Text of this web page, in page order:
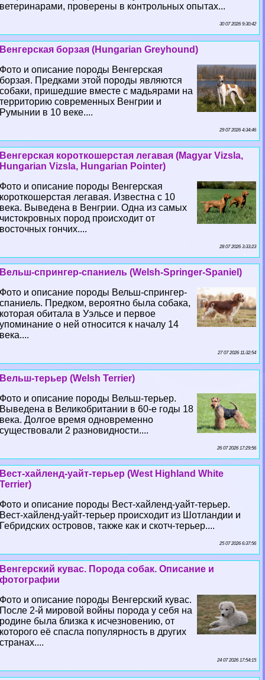
ветеринарами, проверены в контрольных опытах...
30 07 2026 9:30:42
Венгерская борзая (Hungarian Greyhound)
Фото и описание породы Венгерская
борзая. Предками этой породы являются
собаки, пришедшие вместе с мадьярами на
территорию современных Венгрии и
Румынии в 10 веке....
29 07 2026 4:34:46
Венгерская короткошерстая легавая (Magyar Vizsla,
Hungarian Vizsla, Hungarian Pointer)
Фото и описание породы Венгерская
короткошерстая легавая. Известна с 10
века. Выведена в Венгрии. Одна из самых
чистокровных пород происходит от
восточных гончих....
28 07 2026 3:33:23
Вельш-спрингер-спаниель (Welsh-Springer-Spaniel)
Фото и описание породы Вельш-спрингер-
спаниель. Предком, вероятно была собака,
которая обитала в Уэльсе и первое
упоминание о ней относится к началу 14
века....
27 07 2026 11:32:54
Вельш-терьер (Welsh Terrier)
Фото и описание породы Вельш-терьер.
Выведена в Великобритании в 60-е годы 18
века. Долгое время одновременно
существовали 2 разновидности....
26 07 2026 17:29:56
Вест-хайленд-уайт-терьер (West Highland White
Terrier)
Фото и описание породы Вест-хайленд-уайт-терьер.
Вест-хайленд-уайт-терьер происходит из Шотландии и
Гебридских островов, также как и скотч-терьер....
25 07 2026 6:37:56
Венгерский кувас. Порода собак. Описание и
фотографии
Фото и описание породы Венгерский кувас.
После 2-й мировой войны порода у себя на
родине была близка к исчезновению, от
которого её спасла популярность в других
странах....
24 07 2026 17:54:15